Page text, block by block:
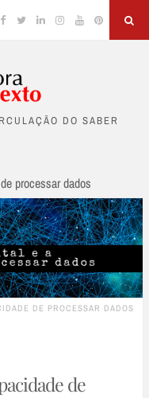
Facebook
TwitterLinkedinInstagram
YouTubePinterest
DO SABER
processar dados
DE PROCESSAR DADOS
de